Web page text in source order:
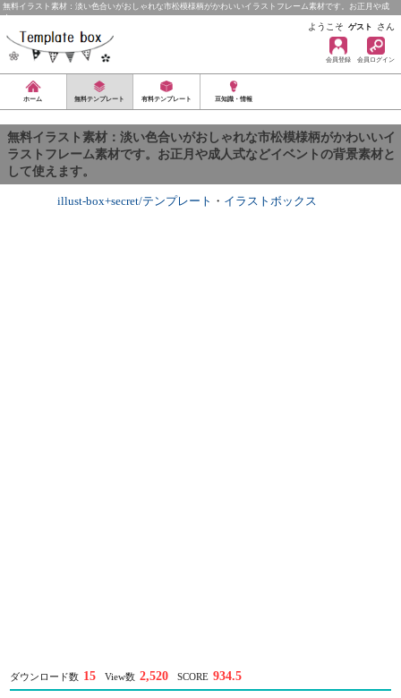
無料イラスト素材：淡い色合いがおしゃれな市松模様柄がかわいいイラストフレーム素材です。お正月や成
人…
ようこそ ゲスト さん
会員登録 会員ログイン
ホーム 無料テンプレート 有料テンプレート 豆知識・情報
無料イラスト素材：淡い色合いがおしゃれな市松模様柄がかわいいイ
ラストフレーム素材です。お正月や成人式などイベントの背景素材と
して使えます。
illust-box+secret/テンプレート ・ イラストボックス
ダウンロード数 15 View数 2,520 SCORE 934.5